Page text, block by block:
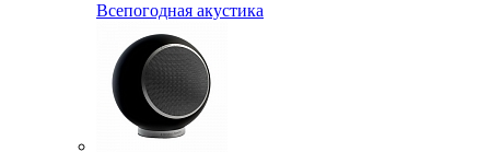
Всепогодная акустика